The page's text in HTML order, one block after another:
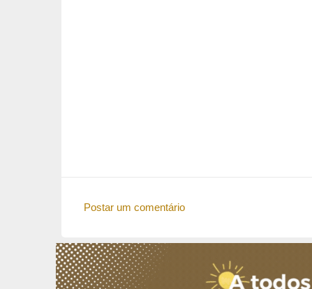
o
m
e
Postar um comentário